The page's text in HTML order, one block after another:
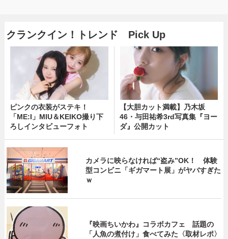
クランクイン！トレンド Pick Up
ピンクの衣装がステキ！
「ME:I」MIU＆KEIKO撮り下
ろしインタビューフォト
【大胆カット満載】乃木坂
46・与田祐希3rd写真集『ヨー
ダ』公開カット
カメラに映らなければ“盗み”OK！ 体験
型コンビニ「ギガマート展」がヤバすぎた
ｗ
『映画ちいかわ』コラボカフェ 話題の
「人魚の煮付け」食べてみた〈取材レポ〉